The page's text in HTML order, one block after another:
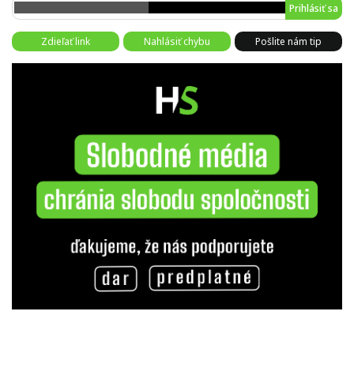
Prihlásiť sa
Zdieľať link Nahlásiť chybu Pošlite nám tip